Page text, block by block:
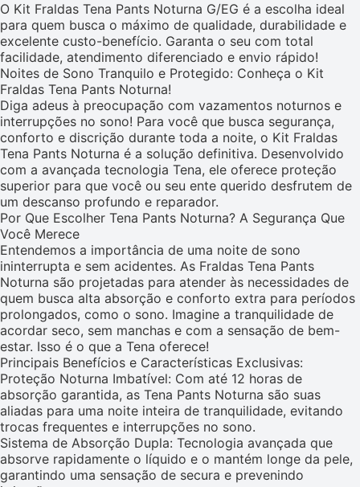
O Kit Fraldas Tena Pants Noturna G/EG é a escolha ideal
para quem busca o máximo de qualidade, durabilidade e
excelente custo-benefício. Garanta o seu com total
facilidade, atendimento diferenciado e envio rápido!
Noites de Sono Tranquilo e Protegido: Conheça o Kit
Fraldas Tena Pants Noturna!
Diga adeus à preocupação com vazamentos noturnos e
interrupções no sono! Para você que busca segurança,
conforto e discrição durante toda a noite, o Kit Fraldas
Tena Pants Noturna é a solução definitiva. Desenvolvido
com a avançada tecnologia Tena, ele oferece proteção
superior para que você ou seu ente querido desfrutem de
um descanso profundo e reparador.
Por Que Escolher Tena Pants Noturna? A Segurança Que
Você Merece
Entendemos a importância de uma noite de sono
ininterrupta e sem acidentes. As Fraldas Tena Pants
Noturna são projetadas para atender às necessidades de
quem busca alta absorção e conforto extra para períodos
prolongados, como o sono. Imagine a tranquilidade de
acordar seco, sem manchas e com a sensação de bem-
estar. Isso é o que a Tena oferece!
Principais Benefícios e Características Exclusivas:
Proteção Noturna Imbatível: Com até 12 horas de
absorção garantida, as Tena Pants Noturna são suas
aliadas para uma noite inteira de tranquilidade, evitando
trocas frequentes e interrupções no sono.
Sistema de Absorção Dupla: Tecnologia avançada que
absorve rapidamente o líquido e o mantém longe da pele,
garantindo uma sensação de secura e prevenindo